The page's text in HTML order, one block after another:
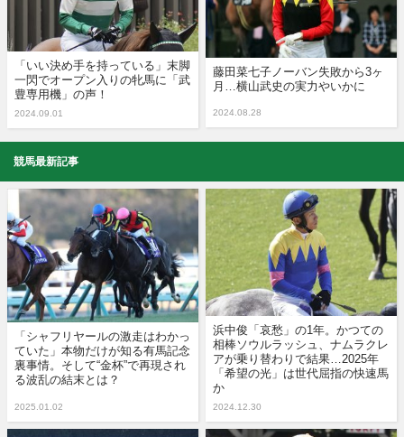
「いい決め手を持っている」末脚
一閃でオープン入りの牝馬に「武
豊専用機」の声！
2024.09.01
藤田菜七子ノーバン失敗から3ヶ
月…横山武史の実力やいかに
2024.08.28
競馬最新記事
「シャフリヤールの激走はわかっ
ていた」本物だけが知る有馬記念
裏事情。そして“金杯”で再現され
る波乱の結末とは？
2025.01.02
浜中俊「哀愁」の1年。かつての
相棒ソウルラッシュ、ナムラクレ
アが乗り替わりで結果…2025年
「希望の光」は世代屈指の快速馬
か
2024.12.30